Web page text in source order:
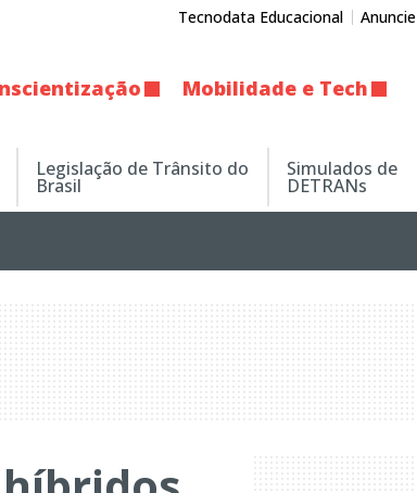
Tecnodata Educacional Anuncie
Mobilidade e Tech
Legislação de Trânsito do
Brasil
Simulados de
DETRANs